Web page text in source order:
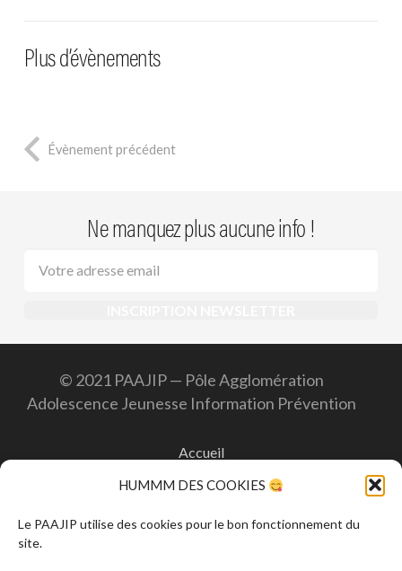
HUMMM DES COOKIES
Le PAAJIP utilise des cookies pour le bon fonctionnement du
site.
Plus d’évènements
Évènement précédent
Ne manquez plus aucune info !
© 2021 PAAJIP — Pôle Agglomération
Adolescence Jeunesse Information Prévention
Accueil